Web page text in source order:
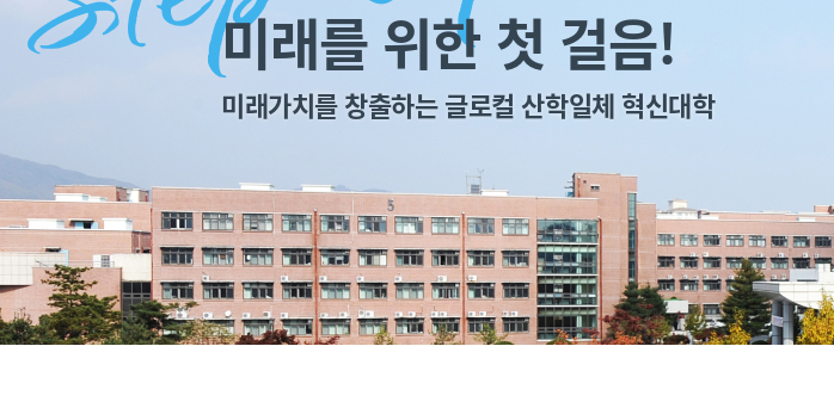
미래를 위한 첫 걸음!
미래가치를 창출하는 글로컬 산학일체 혁신대학